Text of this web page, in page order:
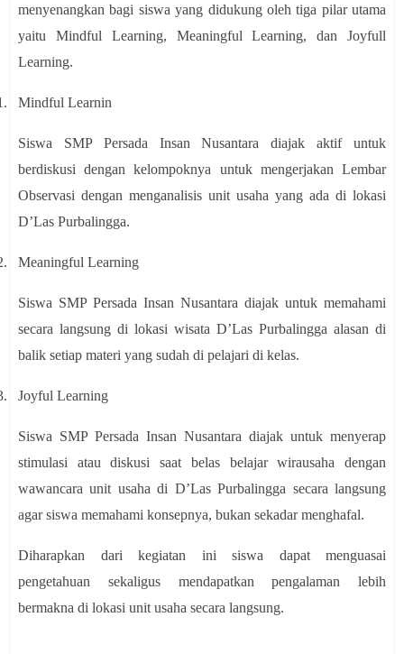
menyenangkan bagi siswa yang didukung oleh tiga pilar utama
yaitu Mindful Learning, Meaningful Learning, dan Joyfull
Learning.
Mindful Learnin
Siswa SMP Persada Insan Nusantara diajak aktif untuk
berdiskusi dengan kelompoknya untuk mengerjakan Lembar
Observasi dengan menganalisis unit usaha yang ada di lokasi
D’Las Purbalingga.
Meaningful Learning
Siswa SMP Persada Insan Nusantara diajak untuk memahami
secara langsung di lokasi wisata D’Las Purbalingga alasan di
balik setiap materi yang sudah di pelajari di kelas.
Joyful Learning
Siswa SMP Persada Insan Nusantara diajak untuk menyerap
stimulasi atau diskusi saat belas belajar wirausaha dengan
wawancara unit usaha di D’Las Purbalingga secara langsung
agar siswa memahami konsepnya, bukan sekadar menghafal.
Diharapkan dari kegiatan ini siswa dapat menguasai
pengetahuan sekaligus mendapatkan pengalaman lebih
bermakna di lokasi unit usaha secara langsung.